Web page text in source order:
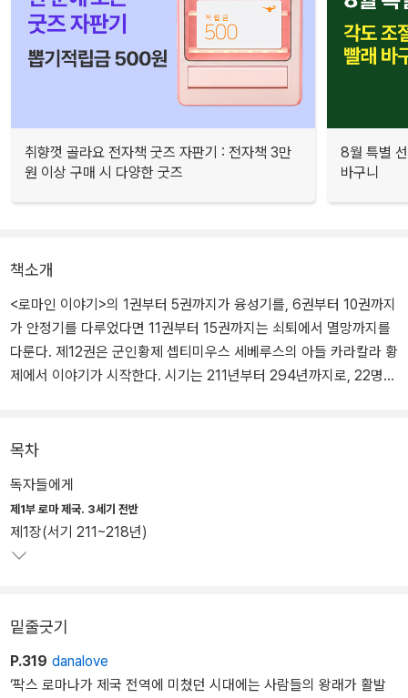
취향껏 골라요 전자책 굿즈 자판기 : 전자책 3만
원 이상 구매 시 다양한 굿즈
8월 특별
바구니
책소개
<로마인 이야기>의 1권부터 5권까지가 융성기를, 6권부터 10권까지
가 안정기를 다루었다면 11권부터 15권까지는 쇠퇴에서 멸망까지를
다룬다. 제12권은 군인황제 셉티미우스 세베루스의 아들 카라칼라 황
제에서 이야기가 시작한다. 시기는 211년부터 294년까지로, 22명의
이렇게 위기가 닥친 까닭에 대해 많은 학자들이 지도자층의 질적 수
감퇴, 기독교의 대두 등을 꼽아왔다. 시오노 나나미는 이런 위기가 로
마에 처음 닥친 것이 아님을 지적하며, 그럼에도 로마가 다른 때와 달
리 위기를 극복하지 못한 까닭이 무엇인지를 파헤친다.
목차
독자들에게
제1부 로마 제국. 3세기 전반
제1장(서기 211~218년)
밑줄긋기
P.319 danalove
‘팍스 로마나가 제국 전역에 미쳤던 시대에는 사람들의 왕래가 활발